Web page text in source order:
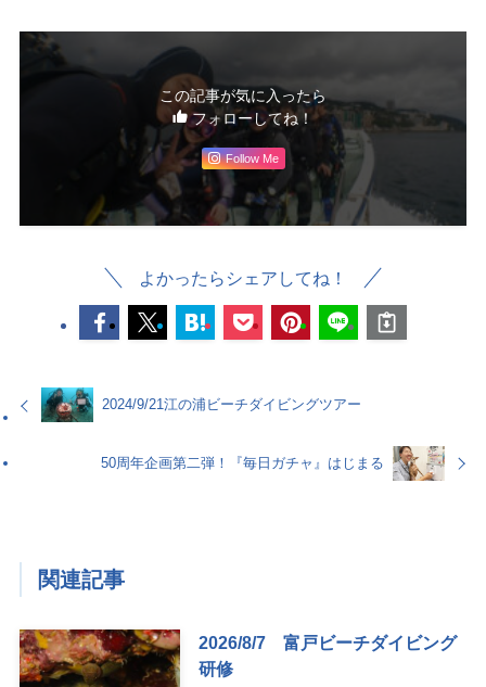
この記事が気に入ったら
フォローしてね！
Follow Me
よかったらシェアしてね！
2024/9/21江の浦ビーチダイビングツアー
50周年企画第二弾！『毎日ガチャ』はじまる
関連記事
2026/8/7 富戸ビーチダイビング
研修